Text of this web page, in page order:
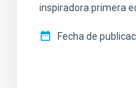
inspiradora primera
Fecha de